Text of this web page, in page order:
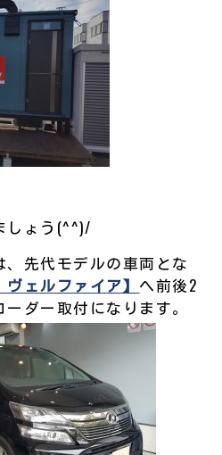
しょう(^^)/
先代モデルの車両とな
ェルファイア】 へ前後2
ダー取付になります。